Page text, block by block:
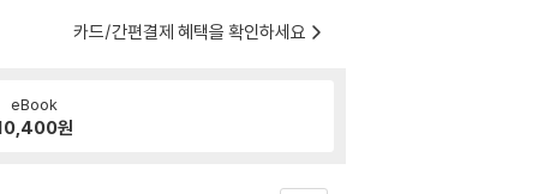
카드/간편결제 혜택을 확인하세요
eBook
원